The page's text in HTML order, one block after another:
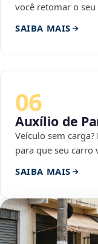
você retomar o
SAIBA MAIS
06
Auxílio de
Veículo sem
para que seu carro
SAIBA MAIS